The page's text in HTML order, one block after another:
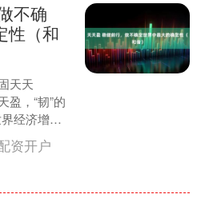
不确
性（和
天天
盈，“韧”的
经济增添
前举行，
资开户